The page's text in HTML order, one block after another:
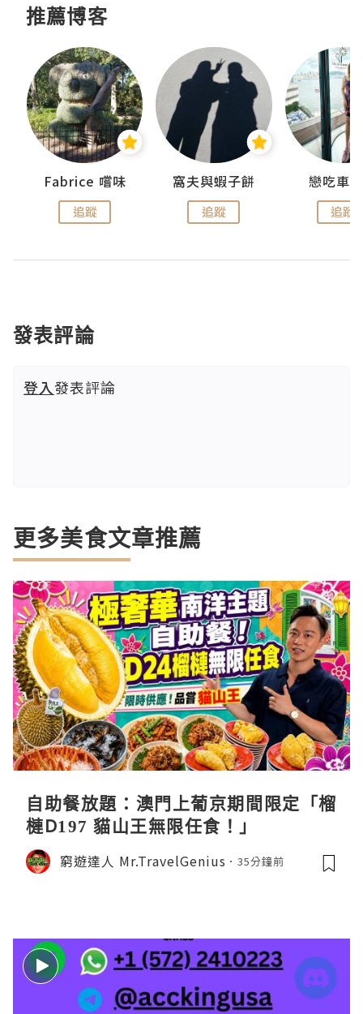
推薦博客
Fabrice 嚐味
追蹤
窩夫與蝦子餅
追蹤
戀吃車
追蹤
發表評論
登入發表評論
更多美食文章推薦
自助餐放題：澳門上葡京期間限定「榴
槤D197 貓山王無限任食！」
窮遊達人 Mr.TravelGenius 35分鐘前